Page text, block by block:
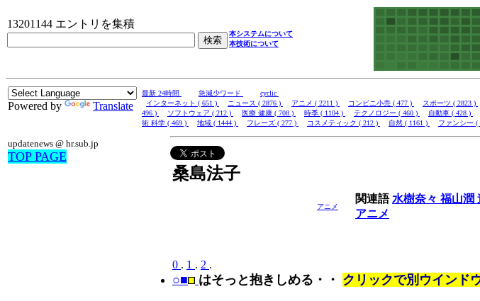
13201144 エントリを集積
本システムについて
本技術について
Powered by Translate
updatenews @ hr.sub.jp
TOP PAGE
最新 24時間 急減少ワード
cyclic
インターネット ( 651 )
ニュース ( 2876 ) アニメ ( 2211 ) コンビニ小売 ( 477 ) スポーツ ( 2823 )
496 )
ソフトウェア ( 212 ) 医療 健康 ( 708 ) 時季 ( 1104 ) テクノロジー ( 460 ) 自動車 ( 428 )
術 科学 ( 469 )
地域 ( 1444 ) フレーズ ( 277 ) コスメティック ( 212 ) 自然 ( 1161 ) ファンシー (
桑島法子
アニメ
関連語 水樹奈々福山潤
アニメ
0 . 1 . 2 .
○■ はそっと抱きしめる・・ クリックで別ウインド